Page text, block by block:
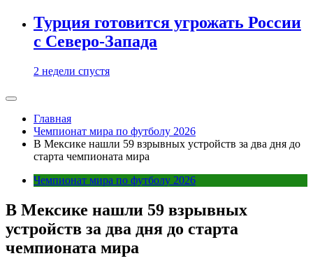
Турция готовится угрожать России
с Северо-Запада
2 недели спустя
Главная
Чемпионат мира по футболу 2026
В Мексике нашли 59 взрывных устройств за два дня до
старта чемпионата мира
Чемпионат мира по футболу 2026
В Мексике нашли 59 взрывных
устройств за два дня до старта
чемпионата мира